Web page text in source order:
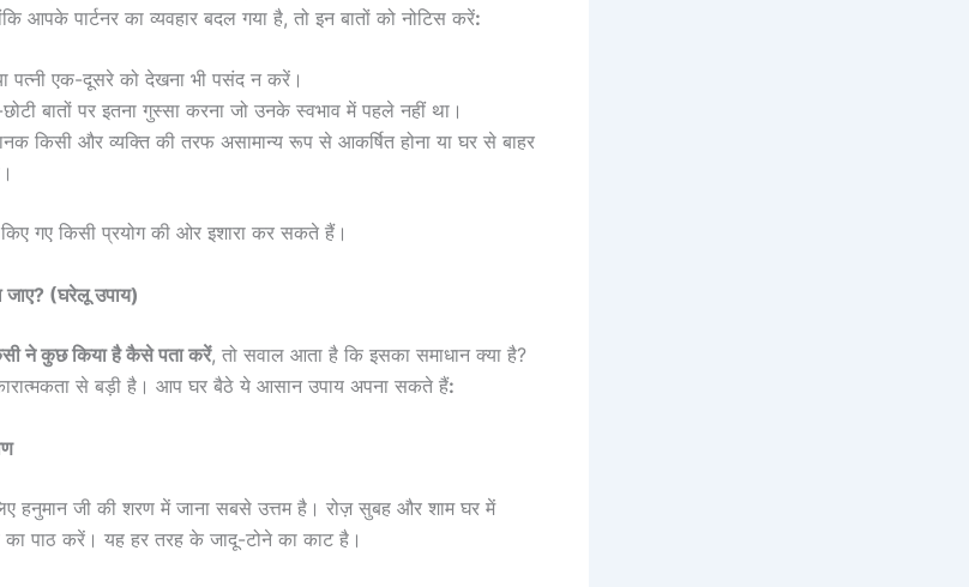
आपके पार्टनर का व्यवहार बदल गया है, तो इन बातों को नोटिस करें:
पत्नी एक-दूसरे को देखना भी पसंद न करें।
छोटी बातों पर इतना गुस्सा करना जो उनके स्वभाव में पहले नहीं था।
किसी और व्यक्ति की तरफ असामान्य रूप से आकर्षित होना या घर से बाहर
गए किसी प्रयोग की ओर इशारा कर सकते हैं।
(घरेलू उपाय)
ने कुछ किया है कैसे पता करें, तो सवाल आता है कि इसका समाधान क्या है?
से बड़ी है। आप घर बैठे ये आसान उपाय अपना सकते हैं:
हनुमान जी की शरण में जाना सबसे उत्तम है। रोज़ सुबह और शाम घर में
का पाठ करें। यह हर तरह के जादू-टोने का काट है।